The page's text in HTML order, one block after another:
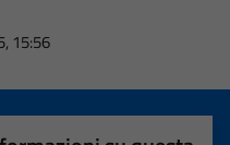
15:56